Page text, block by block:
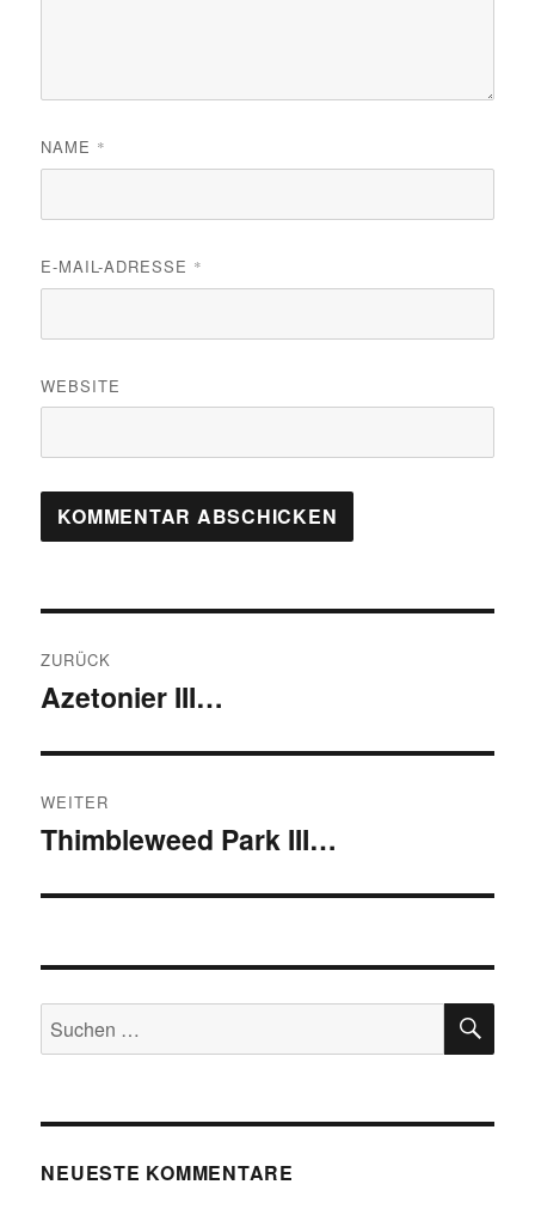
NAME *
E-MAIL-ADRESSE *
WEBSITE
ZURÜCK
Vorheriger
Azetonier III…
WEITER
Nächster
Thimbleweed Park III…
Suchen
nach:
NEUESTE KOMMENTARE